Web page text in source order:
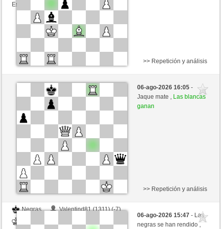
Esta partida es por puntos
Negras
Frogman6 (1419) (-11)
jt778 (1526) (+11)
Tiempo: 15 minutes/side + 20 seconds/move
Esta partida es por puntos
>> Repetición y análisis
06-ago-2026 16:05-
Jaque mate , Las blancas
ganan
Negras
Valentind81 (1311) (-7)
>> Repetición y análisis
06-ago-2026 15:47- Las
negras se han rendido ,